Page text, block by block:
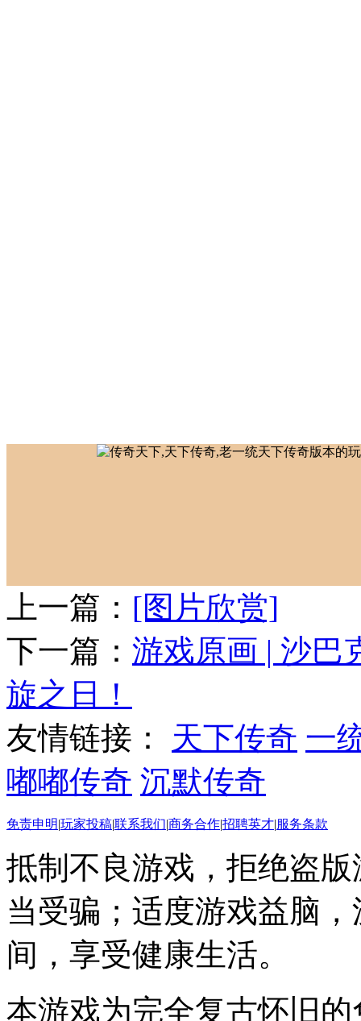
上一篇： [图片欣赏]
下一篇： 游戏原画 | 沙巴
旋之日！
友情链接： 天下传奇 一
嘟嘟传奇 沉默传奇
免责申明|玩家投稿|联系我们|商务合作|招聘英才|服务条款
抵制不良游戏，拒绝盗
当受骗；适度游戏益脑
间，享受健康生活。
本游戏为完全复古怀旧